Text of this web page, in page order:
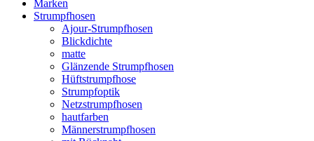
Marken
Strumpfhosen
Ajour-Strumpfhosen
Blickdichte
matte
Glänzende Strumpfhosen
Hüftstrumpfhose
Strumpfoptik
Netzstrumpfhosen
hautfarben
Männerstrumpfhosen